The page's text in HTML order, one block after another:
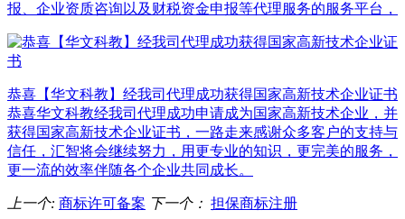
报、企业资质咨询以及财税资金申报等代理服务的服务平台，
恭喜【华文科教】经我司代理成功获得国家高新技术企业证书
恭喜华文科教经我司代理成功申请成为国家高新技术企业，并
获得国家高新技术企业证书，一路走来感谢众多客户的支持与
信任，汇智将会继续努力，用更专业的知识，更完美的服务，
更一流的效率伴随各个企业共同成长。
上一个: 商标许可备案 下一个： 担保商标注册